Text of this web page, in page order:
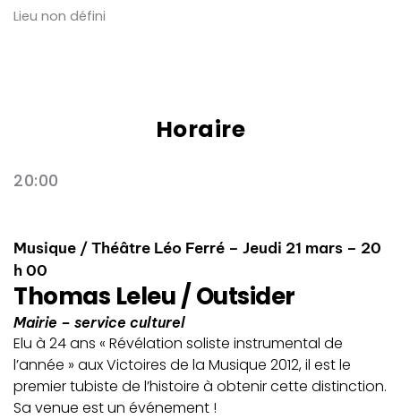
Lieu non défini
Horaire
20:00
Musique / Théâtre Léo Ferré – Jeudi 21 mars – 20
h 00
Thomas Leleu / Outsider
Mairie – service culturel
Elu à 24 ans « Révélation soliste instrumental de
l’année » aux Victoires de la Musique 2012, il est le
premier tubiste de l’histoire à obtenir cette distinction.
Sa venue est un événement !